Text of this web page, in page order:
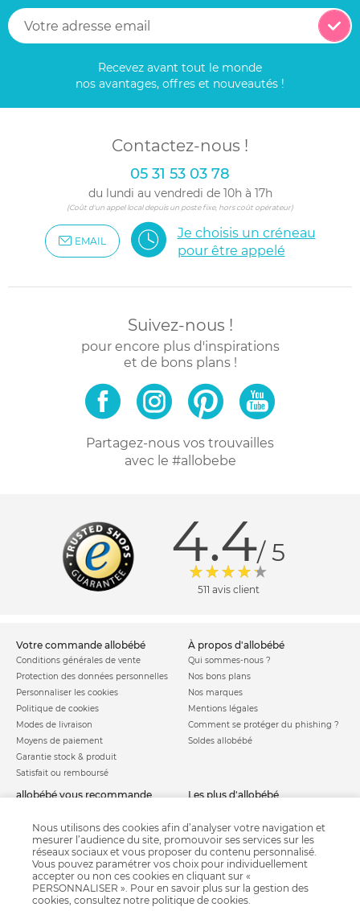
Recevez avant tout le monde
nos avantages, offres et nouveautés !
Contactez-nous !
05 31 53 03 78
du lundi au vendredi de 10h à 17h
(Coût d'un appel local depuis un poste fixe, hors coût opérateur)
EMAIL
Je choisis un créneau
pour être appelé
Suivez-nous !
pour encore plus d'inspirations
et de bons plans !
Partagez-nous vos trouvailles
avec le #allobebe
4.4/ 5
511 avis client
votre commande allobébé
Conditions générales de vente
Protection des données personnelles
Personnaliser les cookies
Politique de cookies
Modes de livraison
Moyens de paiement
Garantie stock & produit
Satisfait ou remboursé
à propos d'allobébé
Qui sommes-nous ?
Nos bons plans
Nos marques
Mentions légales
Comment se protéger du phishing ?
Soldes allobébé
allobébé vous recommande
Nos labels
Nos licences
Besoin d'aide ?
FAQ
les plus d'allobébé
Infos conseils
Jeux concours
Valise de maternité
Parrainage
Paiement sécurisé
Nous utilisons des cookies afin d’analyser votre navigation et
mesurer l’audience du site, promouvoir ses services sur les
réseaux sociaux et vous proposer du contenu personnalisé.
Vous pouvez paramétrer vos choix pour individuellement
accepter ou non ces cookies en cliquant sur «
PERSONNALISER ». Pour en savoir plus sur la gestion des
cookies, consultez notre politique de cookies.